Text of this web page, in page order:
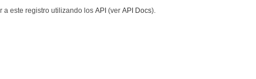
a este registro utilizando los API (ver API Docs).